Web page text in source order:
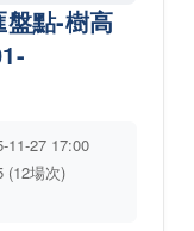
盤點-樹高
11-27 17:00
(12場次)